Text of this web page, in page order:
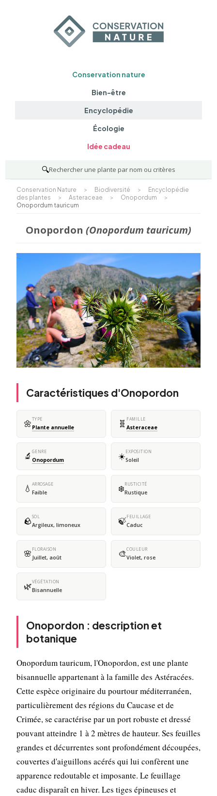
Conservation nature
Bien-être
Encyclopédie
Écologie
Idée cadeau
🔍Rechercher une plante par nom ou critères
Conservation Nature > Biodiversité >
Encyclopédie
des plantes
> Asteraceae > Onopordum
>
Onopordum tauricum
Onopordon (Onopordum tauricum)
Caractéristiques d'Onopordon
🌼TYPE
Plante annuelle 🧬 FAMILLE
Asteraceae
🔬 GENRE
Onopordum ☀️EXPOSITION
Soleil
💧 ARROSAGE
Faible ❄️RUSTICITÉ
Rustique
🪨SOL
Argileux, limoneux 🍃FEUILLAGE
Caduc
🌸 FLORAISON
Juillet, août 🎨COULEUR
Violet, rose
🌿VÉGÉTATION
Bisannuelle
Onopordon : description et
botanique
Onopordum tauricum, l'Onopordon, est une plante
bisannuelle appartenant à la famille des Astéracées.
Cette espèce originaire du pourtour méditerranéen,
particulièrement des régions du Caucase et de
Crimée, se caractérise par un port robuste et dressé
pouvant atteindre 1 à 2 mètres de hauteur. Ses feuilles
grandes et décurrentes sont profondément découpées,
couvertes d'aiguillons acérés qui lui confèrent une
apparence redoutable et imposante. Le feuillage
caduc disparaît en hiver. Les tiges épineuses et